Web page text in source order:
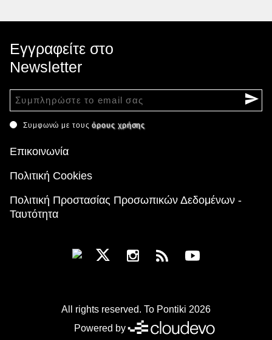
Εγγραφείτε στο
Newsletter
Συμφωνώ με τουςόρους χρήσης
Επικοινωνία
Πολιτική Cookies
Πολιτική Προστασίας Προσωπικών Δεδομένων -
Ταυτότητα
All rights reserved. To Pontiki 2026
Powered by